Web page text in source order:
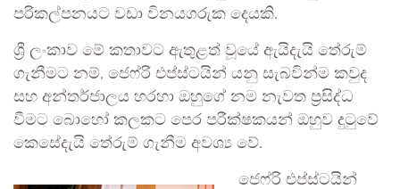
පරිකල්පනයට වඩා විනයගරුක දෙයකි.
ශ්‍රී ලංකාව මේ කතාවට ඇතුළත් වූයේ ඇයිදැයි තේරුම්
ගැනීමට නම්, ජෙෆ්රි එප්ස්ටයින් යනු සැබවින්ම කවුද
සහ අන්තර්ජාලය හරහා ඔහුගේ නම නැවත ප්‍රසිද්ධ
වීමට බොහෝ කලකට පෙර පරීක්ෂකයන් ඔහුව දුටුවේ
කෙසේදැයි තේරුම් ගැනීම අවශ්‍ය වේ.
ජෙෆ්රි එප්ස්ටයින්